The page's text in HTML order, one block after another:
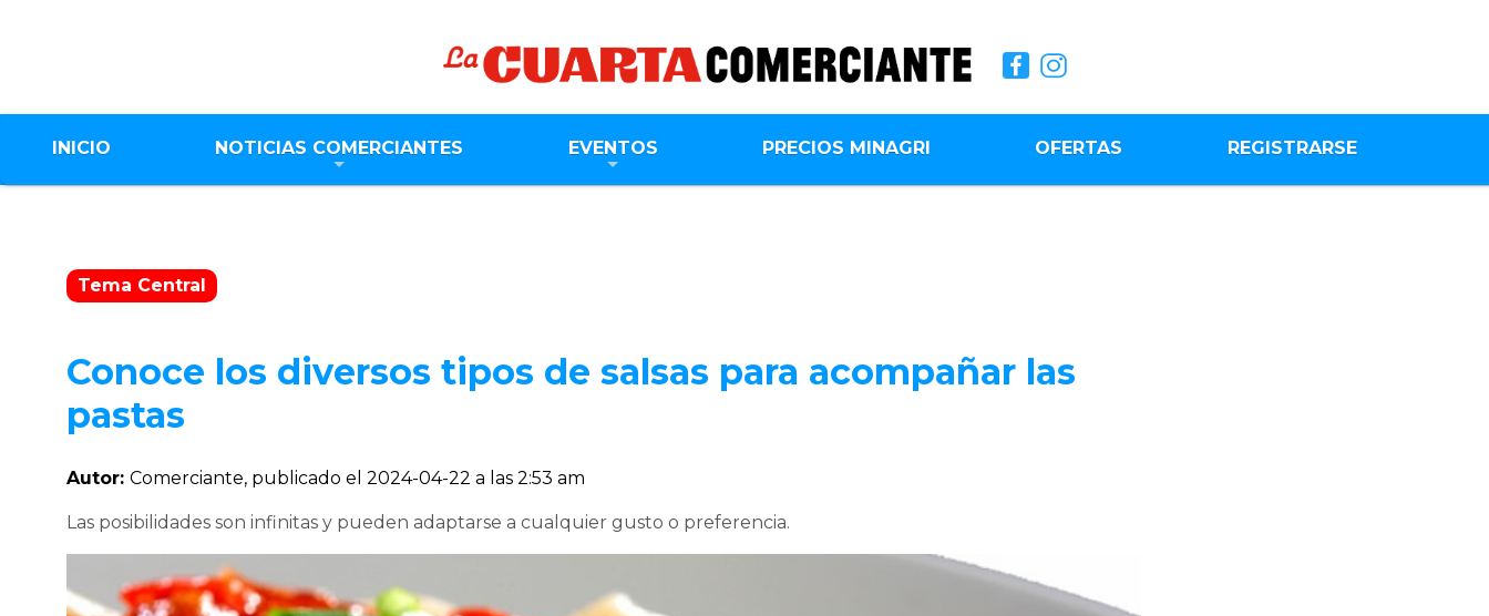
INICIO NOTICIAS COMERCIANTES EVENTOS PRECIOS MINAGRI OFERTAS REGISTRARSE
Tema Central
Conoce los diversos tipos de salsas para acompañar las
pastas
Autor: Comerciante, publicado el 2024-04-22 a las 2:53 am
Las posibilidades son infinitas y pueden adaptarse a cualquier gusto o preferencia.